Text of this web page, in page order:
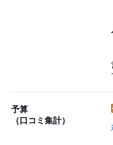
予算
（口コミ集計）